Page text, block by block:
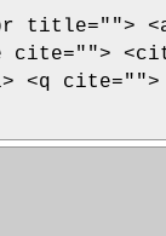
title="">
<q cite="">